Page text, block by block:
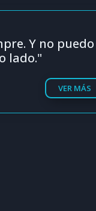
Y no puedo
lado."
VER MÁS